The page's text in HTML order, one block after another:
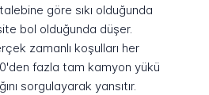
göre sıkı olduğunda
bol olduğunda düşer.
zamanlı koşulları her
fazla tam kamyon yükü
sorgulayarak yansıtır.